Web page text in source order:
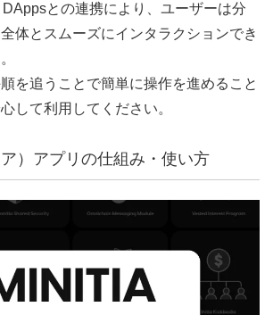
DAppsとの連携により、ユーザーは分
体とスムーズにインタラクションでき
を追うことで簡単に操作を進めること
して利用してください。
）アプリの仕組み・使い方